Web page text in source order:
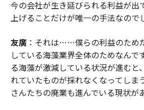
今の会社が生き延びられる利益が出
上げることだけが唯一の手法なので
友廣：それは……僕らの利益のため
している海藻業界全体のためなんで
る海藻が激減している状況が進むと
れていたものが採れなくなってしま
さんたちの廃業も進んでいる現状が